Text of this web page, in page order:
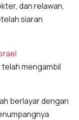
dan relawan,
siaran
mengambil
berlayar dengan